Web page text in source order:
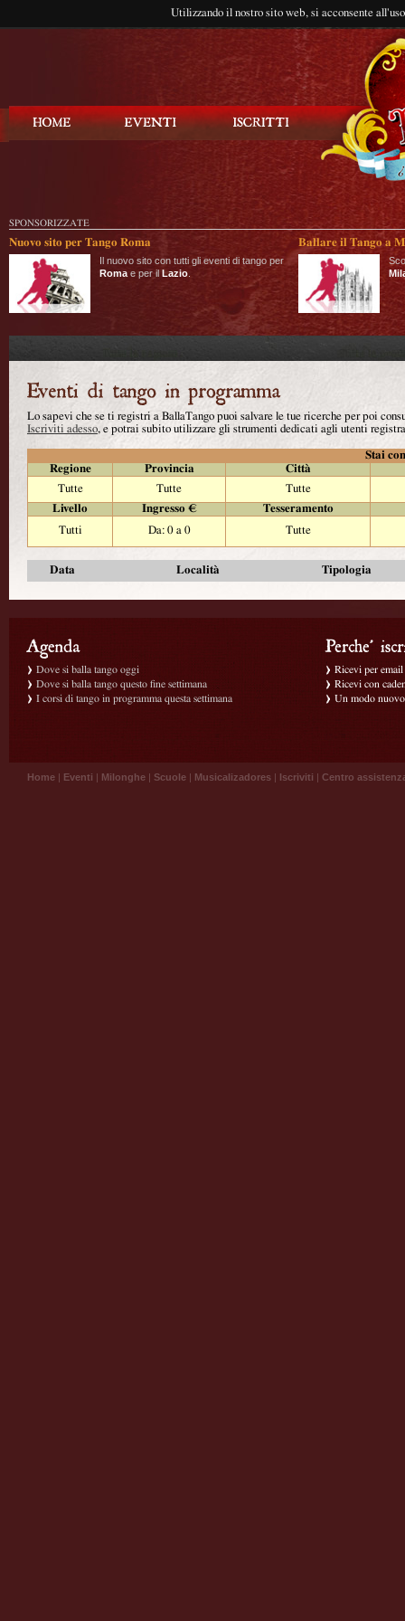
Utilizzando il nostro sito web, si acconsente
SPONSORIZZATE
Nuovo sito per Tango Roma
Il nuovo sito con tutti gli eventi di tango per
Roma e per il Lazio
Ballare il Tango a
Lo sapevi che se ti registri a BallaTango puoi salvare le tue ricerche per poi
Iscriviti adesso, e potrai subito utilizzare gli strumenti dedicati agli utenti
Stai
Regione
Provincia
Città
Tutte
Tutte
Tutte
Livello
Ingresso €
Tesseramento
Tutti
Da: 0 a 0 Tutte
Data Località Tipologia
Dove si balla tango oggi
Dove si balla tango questo fine settimana
I corsi di tango in programma questa settimana
Ricevi per
Ricevi con
Un modo
Home | Eventi | Milonghe | Scuole | Musicalizadores | Iscriviti | Centro